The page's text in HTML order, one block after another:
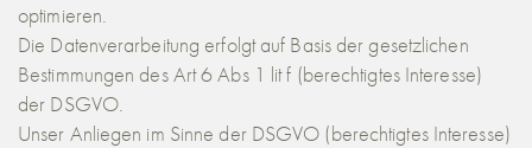
optimieren.
Die Datenverarbeitung erfolgt auf Basis der gesetzlichen
Bestimmungen des Art 6 Abs 1 lit f (berechtigtes Interesse)
der DSGVO.
Unser Anliegen im Sinne der DSGVO (berechtigtes Interesse)